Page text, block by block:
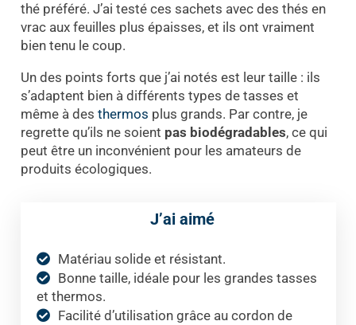
thé préféré. J’ai testé ces sachets avec des thés en
vrac aux feuilles plus épaisses, et ils ont vraiment
bien tenu le coup.
Un des points forts que j’ai notés est leur taille : ils
s’adaptent bien à différents types de tasses et
même à des thermos plus grands. Par contre, je
regrette qu’ils ne soient pas biodégradables, ce qui
peut être un inconvénient pour les amateurs de
produits écologiques.
J’ai aimé
Matériau solide et résistant.
Bonne taille, idéale pour les grandes tasses
et thermos.
Facilité d’utilisation grâce au cordon de